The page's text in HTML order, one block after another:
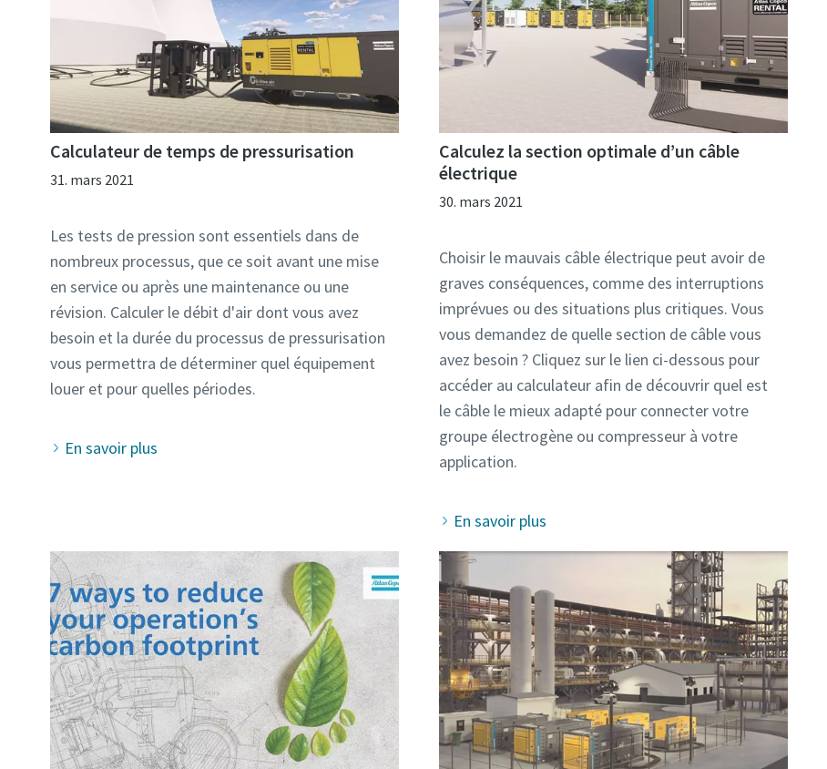
Calculateur de temps de pressurisation
31. mars 2021
Les tests de pression sont essentiels dans de
nombreux processus, que ce soit avant une mise
en service ou après une maintenance ou une
révision. Calculer le débit d'air dont vous avez
besoin et la durée du processus de pressurisation
vous permettra de déterminer quel équipement
En savoir plus
Calculez la section optimale d’un câble
électrique
30. mars 2021
Choisir le mauvais câble électrique peut avoir de
graves conséquences, comme des interruptions
imprévues ou des situations plus critiques. Vous
vous demandez de quelle section de câble vous
avez besoin ? Cliquez sur le lien ci-dessous pour
accéder au calculateur afin de découvrir quel est
le câble le mieux adapté pour connecter votre
groupe électrogène ou compresseur à votre
En savoir plus